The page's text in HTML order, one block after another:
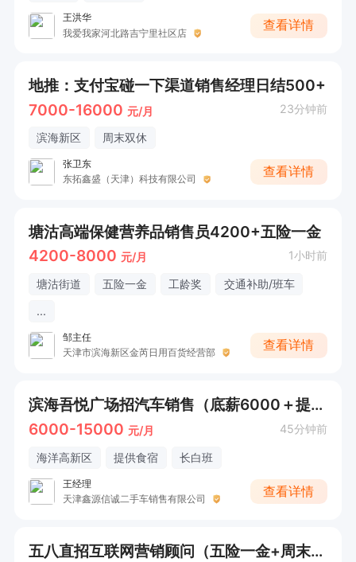
王洪华
我爱我家河北路吉宁里社区店
查看详情
地推：支付宝碰一下渠道销售经理日结500+
7000-16000 元/月 23分钟前
滨海新区 周末双休
张卫东
东拓鑫盛（天津）科技有限公司
查看详情
塘沽高端保健营养品销售员4200+五险一金
4200-8000 元/月 1小时前
塘沽街道 五险一金 工龄奖
交通补助/班车
...
邹主任
天津市滨海新区金芮日用百货经营部
查看详情
滨海吾悦广场招汽车销售（底薪6000＋提成+贷款返点+收车提成）
6000-15000 元/月 45分钟前
海洋高新区 提供食宿 长白班
王经理
天津鑫源信诚二手车销售有限公司
查看详情
五八直招互联网营销顾问（五险一金+周末双休）